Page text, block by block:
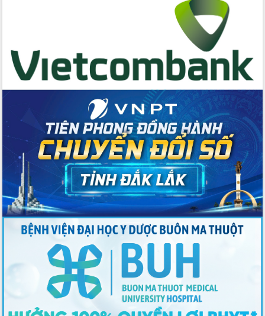
Tập huấn ứng dụng trí tuệ nhân tạo (AI)
trong thương mại điện tử năm 2026
trao đổi thông tin trước Kỳ họp thứ
Quyết liệt cải cách hành chính, khơi
thông nguồn lực phát triển
Nâng cao hiệu lực, hiệu quả HĐND
tỉnh thông qua hiện đại hóa hành chính
Xã Ea Phê gắn cải cách hành chính với
chuyển đổi số
Phó Chủ tịch Thường trực UBND tỉnh
Hồ Thị Nguyên Thảo làm việc tại Trung
tâm Phục vụ hành chính công xã Ea
Xây dựng nền hành chính số đồng
hành cùng nông dân dân, doanh nghiệp
Giai đoạn 2026-2030, Đắk Lắk phấn
đấu có 77% xã đạt chuẩn nông thôn